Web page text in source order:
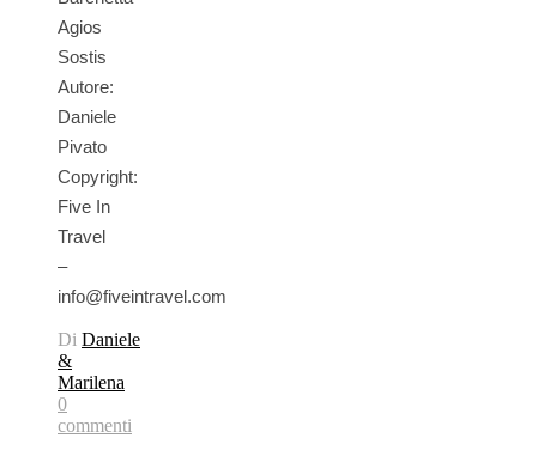
Agios
Sostis
Autore:
Daniele
Pivato
Copyright:
Five In
Travel
–
info@fiveintravel.com
Di Daniele
&
Marilena
0
commenti